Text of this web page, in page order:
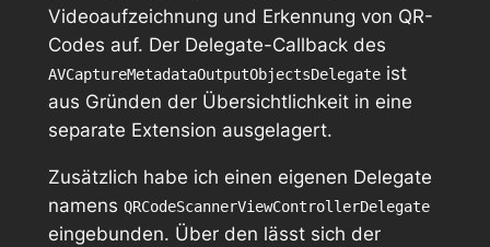
Videoaufzeichnung und Erkennung von QR-
Codes auf. Der Delegate-Callback des
AVCaptureMetadataOutputObjectsDelegateist
aus Gründen der Übersichtlichkeit in eine
separate Extension ausgelagert.
Zusätzlich habe ich einen eigenen Delegate
namens QRCodeScannerViewControllerDelegate
eingebunden. Über den lässt sich der